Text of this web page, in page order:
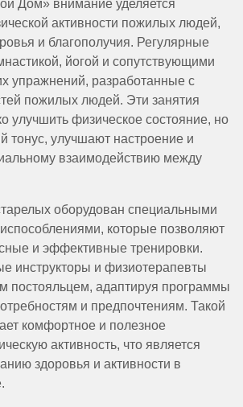
Дом» внимание уделяется
активности пожилых людей,
и благополучия. Регулярные
йогой и сопутствующими
упражнений, разработанные с
пожилых людей. Эти занятия
улучшить физическое состояние, но
улучшают настроение и
взаимодействию между
оборудован специальными
которые позволяют
и эффективные тренировки.
инструкторы и физиотерапевты
постояльцем, адаптируя программы
и предпочтениям. Такой
комфортное и полезное
активность, что является
здоровья и активности в